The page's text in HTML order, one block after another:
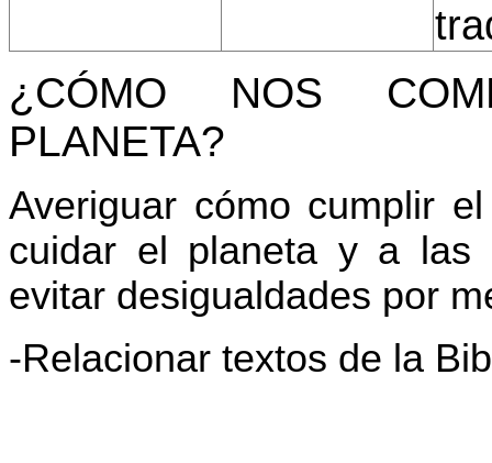
¿CÓMO NOS
PLANETA?
Averiguar cómo cumplir
cuidar el planeta y a las
evitar desigualdades por
-Relacionar textos de la